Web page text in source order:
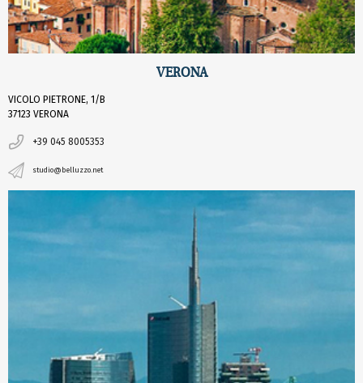
VERONA
VICOLO PIETRONE, 1/B
37123 VERONA
+39 045 8005353
studio@belluzzo.net